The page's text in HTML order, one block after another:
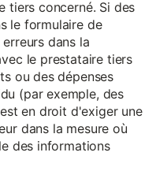
tiers concerné. Si des
le formulaire de
dans la
le prestataire tiers
ou des dépenses
(par exemple, des
en droit d'exiger une
dans la mesure où
des informations